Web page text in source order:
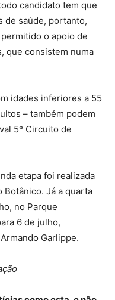
candidato tem que
de saúde, portanto,
o apoio de
que consistem numa
idades inferiores a 55
– também podem
5º Circuito de
etapa foi realizada
Botânico. Já a quarta
no Parque
6 de julho,
Garlippe.